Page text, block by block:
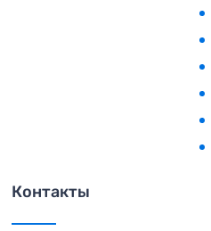
Контакты